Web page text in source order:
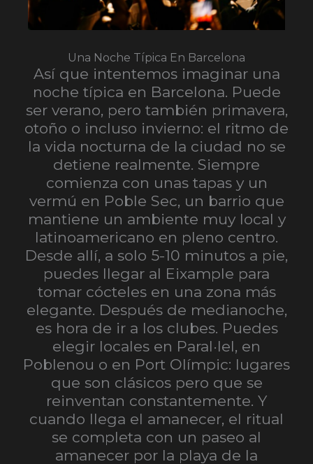
Una Noche Típica En Barcelona
Así que intentemos imaginar una
noche típica en Barcelona. Puede
ser verano, pero también primavera,
otoño o incluso invierno: el ritmo de
la vida nocturna de la ciudad no se
detiene realmente. Siempre
comienza con unas tapas y un
vermú en Poble Sec, un barrio que
mantiene un ambiente muy local y
latinoamericano en pleno centro.
Desde allí, a solo 5-10 minutos a pie,
puedes llegar al Eixample para
tomar cócteles en una zona más
elegante. Después de medianoche,
es hora de ir a los clubes. Puedes
elegir locales en Paral·lel, en
Poblenou o en Port Olímpic: lugares
que son clásicos pero que se
reinventan constantemente. Y
cuando llega el amanecer, el ritual
se completa con un paseo al
amanecer por la playa de la